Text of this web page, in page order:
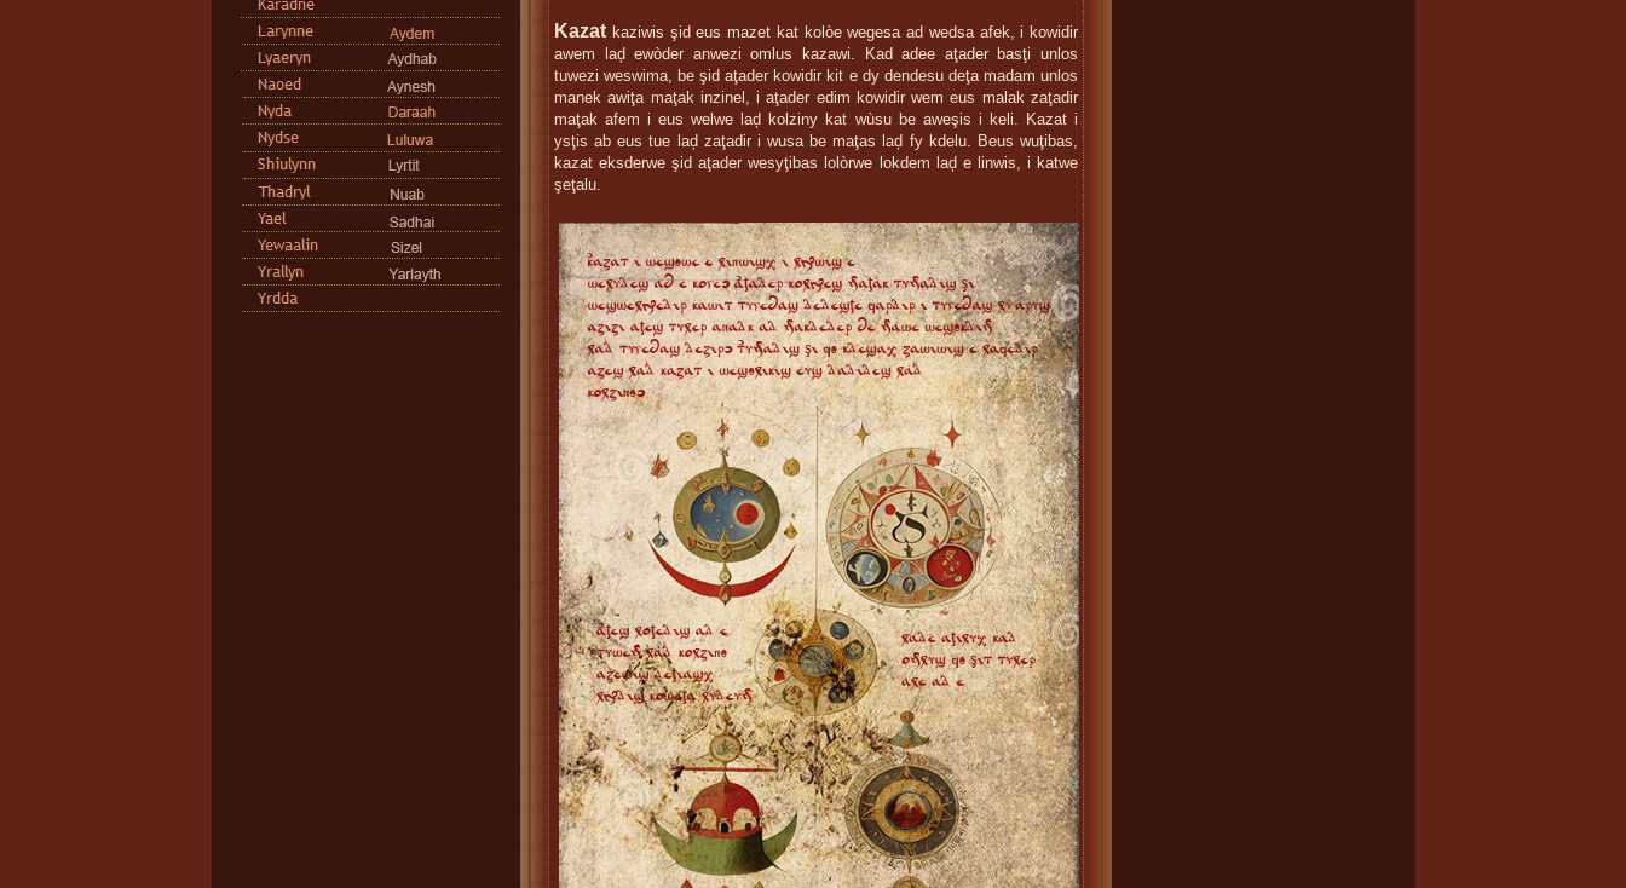
Kazat kaziwis şid eus mazet kat kolòe wegesa ad wedsa afek, i kowidir
awem laḑ ewòder anwezi omlus kazawi. Kad adee aţader basţi unlos
tuwezi weswima, be şid aţader kowidir kit e dy dendesu deţa madam unlos
manek awiţa maţak inzinel, i aţader edim kowidir wem eus malak zaţadir
maţak afem i eus welwe laḑ kolziny kat wùsu be aweşis i keli. Kazat i
ysţis ab eus tue laḑ zaţadir i wusa be maţas laḑ fy kdelu. Beus wuţibas,
kazat eksderwe şid aţader wesyţibas lolòrwe lokdem laḑ e linwis, i katwe
şeţalu.